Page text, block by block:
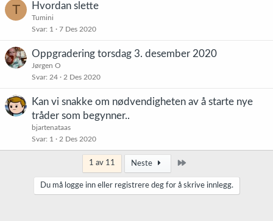
T Hvordan slette
Tumini
Svar 1 7 Des 2020
Oppgradering torsdag 3. desember 2020
Jørgen O
Svar 24 2 Des 2020
Kan vi snakke om nødvendigheten av å starte nye
tråder som begynner..
bjartenataas
Svar 1 2 Des 2020
1 av 11 Neste
Du må logge inn eller registrere deg for å skrive innlegg.